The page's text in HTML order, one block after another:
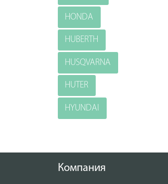
HONDA
HUBERTH
HUSQVARNA
HUTER
HYUNDAI
Компания